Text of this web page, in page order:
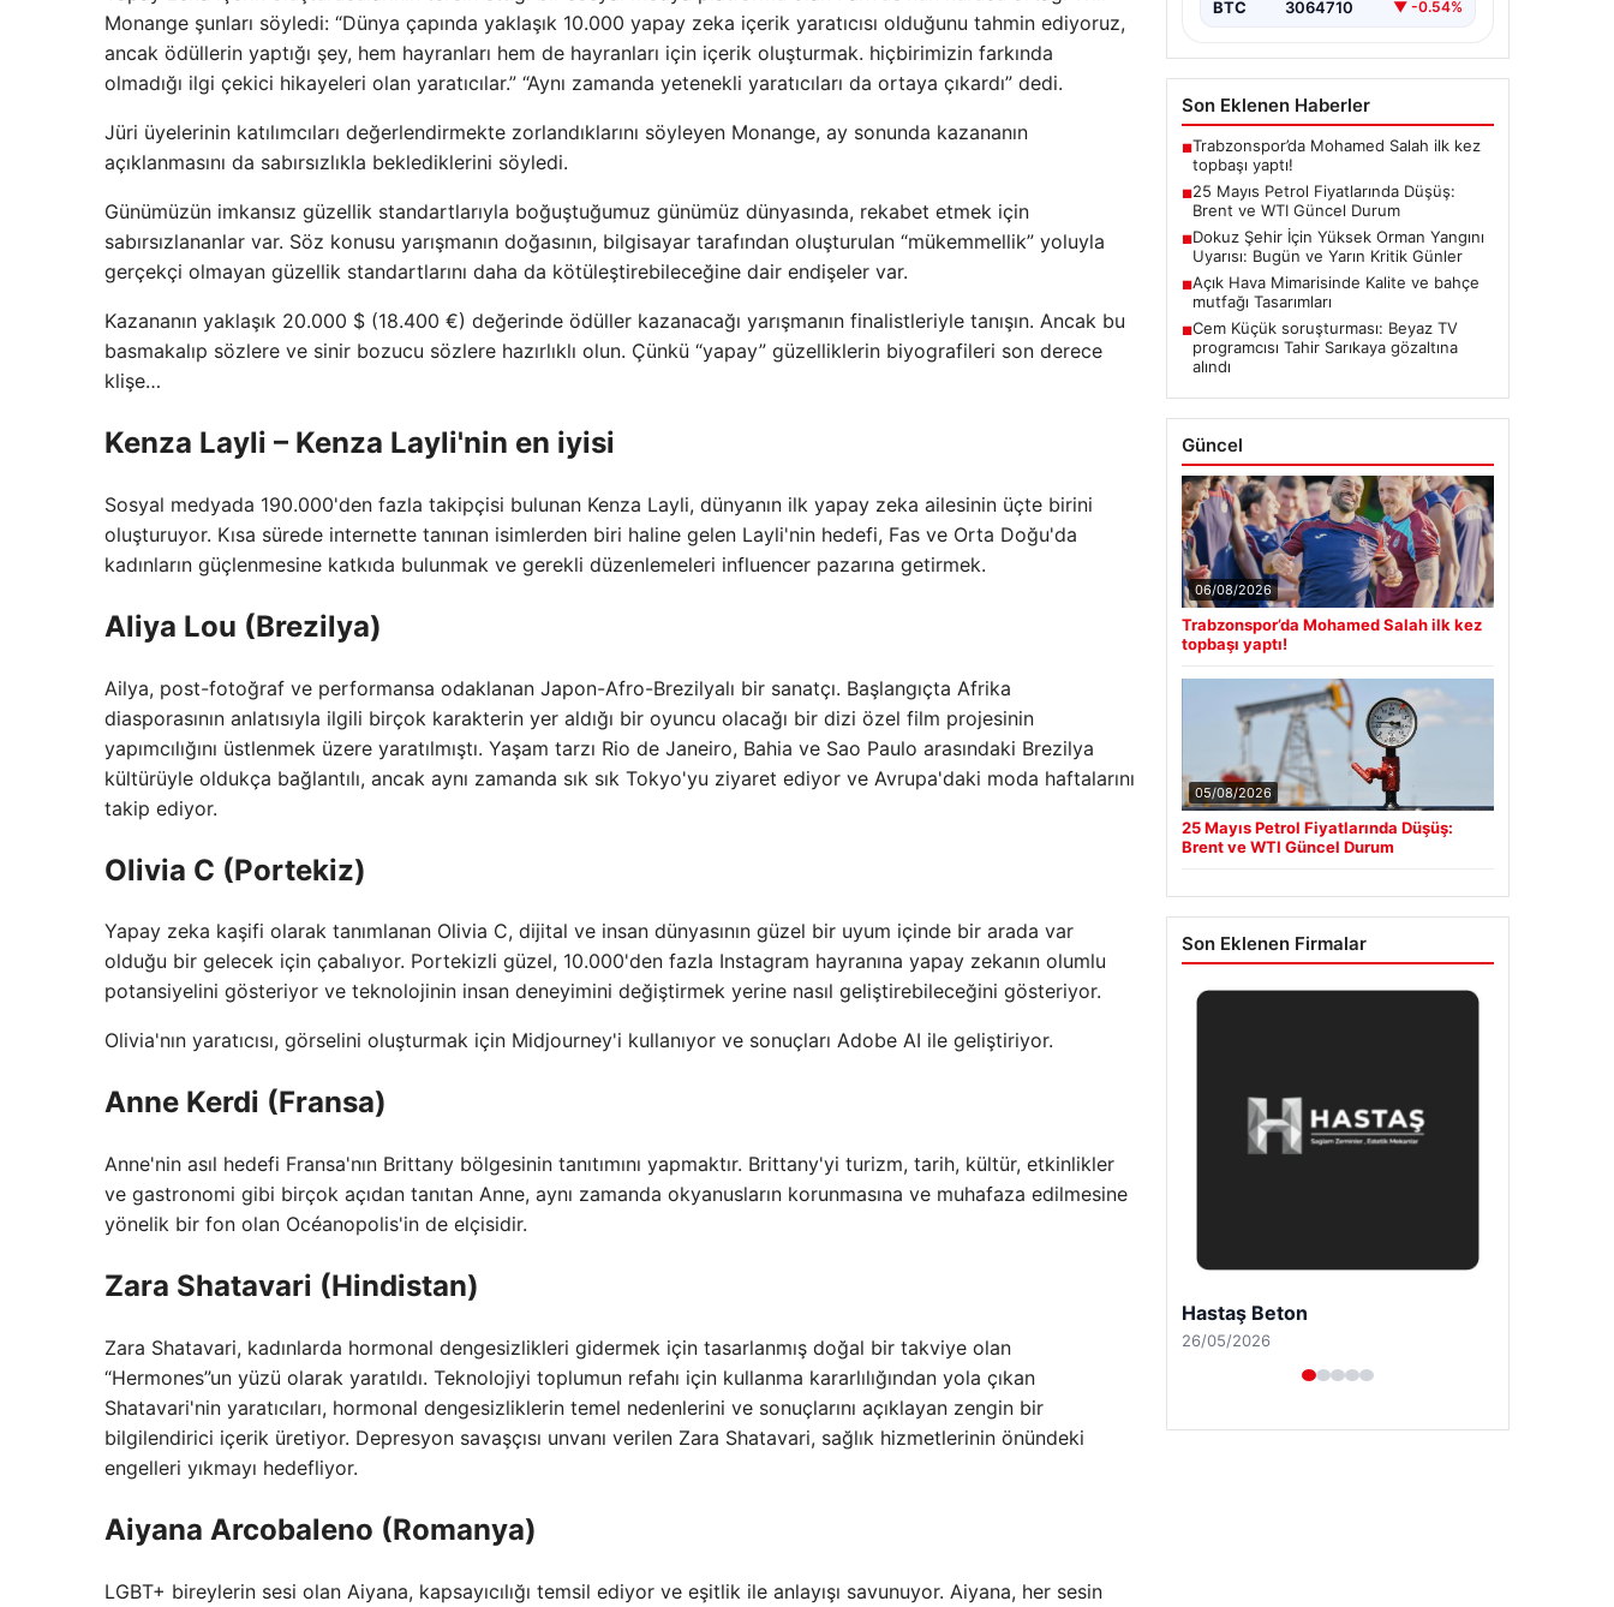
Monange şunları söyledi: “Dünya çapında yaklaşık 10.000 yapay zeka içerik yaratıcısı olduğunu tahmin ediyoruz,
ancak ödüllerin yaptığı şey, hem hayranları hem de hayranları için içerik oluşturmak. hiçbirimizin farkında
olmadığı ilgi çekici hikayeleri olan yaratıcılar.” “Aynı zamanda yetenekli yaratıcıları da ortaya çıkardı” dedi.
Jüri üyelerinin katılımcıları değerlendirmekte zorlandıklarını söyleyen Monange, ay sonunda kazananın
açıklanmasını da sabırsızlıkla beklediklerini söyledi.
Günümüzün imkansız güzellik standartlarıyla boğuştuğumuz günümüz dünyasında, rekabet etmek için
sabırsızlananlar var. Söz konusu yarışmanın doğasının, bilgisayar tarafından oluşturulan “mükemmellik” yoluyla
gerçekçi olmayan güzellik standartlarını daha da kötüleştirebileceğine dair endişeler var.
Kazananın yaklaşık 20.000 $ (18.400 €) değerinde ödüller kazanacağı yarışmanın finalistleriyle tanışın. Ancak bu
basmakalıp sözlere ve sinir bozucu sözlere hazırlıklı olun. Çünkü “yapay” güzelliklerin biyografileri son derece
klişe…
Kenza Layli – Kenza Layli'nin en iyisi
Sosyal medyada 190.000'den fazla takipçisi bulunan Kenza Layli, dünyanın ilk yapay zeka ailesinin üçte birini
oluşturuyor. Kısa sürede internette tanınan isimlerden biri haline gelen Layli'nin hedefi, Fas ve Orta Doğu'da
kadınların güçlenmesine katkıda bulunmak ve gerekli düzenlemeleri influencer pazarına getirmek.
Aliya Lou (Brezilya)
Ailya, post-fotoğraf ve performansa odaklanan Japon-Afro-Brezilyalı bir sanatçı. Başlangıçta Afrika
diasporasının anlatısıyla ilgili birçok karakterin yer aldığı bir oyuncu olacağı bir dizi özel film projesinin
yapımcılığını üstlenmek üzere yaratılmıştı. Yaşam tarzı Rio de Janeiro, Bahia ve Sao Paulo arasındaki Brezilya
kültürüyle oldukça bağlantılı, ancak aynı zamanda sık sık Tokyo'yu ziyaret ediyor ve Avrupa'daki moda haftalarını
takip ediyor.
Olivia C (Portekiz)
Yapay zeka kaşifi olarak tanımlanan Olivia C, dijital ve insan dünyasının güzel bir uyum içinde bir arada var
olduğu bir gelecek için çabalıyor. Portekizli güzel, 10.000'den fazla Instagram hayranına yapay zekanın olumlu
potansiyelini gösteriyor ve teknolojinin insan deneyimini değiştirmek yerine nasıl geliştirebileceğini gösteriyor.
Olivia'nın yaratıcısı, görselini oluşturmak için Midjourney'i kullanıyor ve sonuçları Adobe AI ile geliştiriyor.
Anne Kerdi (Fransa)
Anne'nin asıl hedefi Fransa'nın Brittany bölgesinin tanıtımını yapmaktır. Brittany'yi turizm, tarih, kültür, etkinlikler
ve gastronomi gibi birçok açıdan tanıtan Anne, aynı zamanda okyanusların korunmasına ve muhafaza edilmesine
yönelik bir fon olan Océanopolis'in de elçisidir.
Zara Shatavari (Hindistan)
Zara Shatavari, kadınlarda hormonal dengesizlikleri gidermek için tasarlanmış doğal bir takviye olan
“Hermones”un yüzü olarak yaratıldı. Teknolojiyi toplumun refahı için kullanma kararlılığından yola çıkan
Shatavari'nin yaratıcıları, hormonal dengesizliklerin temel nedenlerini ve sonuçlarını açıklayan zengin bir
bilgilendirici içerik üretiyor. Depresyon savaşçısı unvanı verilen Zara Shatavari, sağlık hizmetlerinin önündeki
engelleri yıkmayı hedefliyor.
Aiyana Arcobaleno (Romanya)
LGBT+ bireylerin sesi olan Aiyana, kapsayıcılığı temsil ediyor ve eşitlik ile anlayışı savunuyor. Aiyana, her sesin
BTC 3064710 ▼ -0.54%
Son Eklenen Haberler
■Trabzonspor’da Mohamed Salah ilk kez
topbaşı yaptı!
■25 Mayıs Petrol Fiyatlarında Düşüş:
Brent ve WTI Güncel Durum
■Dokuz Şehir İçin Yüksek Orman Yangını
Uyarısı: Bugün ve Yarın Kritik Günler
■Açık Hava Mimarisinde Kalite ve bahçe
mutfağı Tasarımları
■Cem Küçük soruşturması: Beyaz TV
programcısı Tahir Sarıkaya gözaltına
alındı
Güncel
06/08/2026
Trabzonspor’da Mohamed Salah ilk kez
topbaşı yaptı!
05/08/2026
25 Mayıs Petrol Fiyatlarında Düşüş:
Brent ve WTI Güncel Durum
Son Eklenen Firmalar
Enes Kaplan Avukatlık Bürosu
28/04/2026